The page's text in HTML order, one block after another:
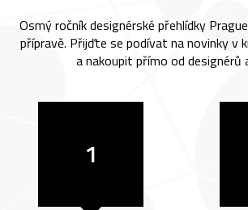
Osmý ročník designérské přehlídky
přípravě. Přijďte se podívat na novinky v
a nakoupit přímo od designérů
1